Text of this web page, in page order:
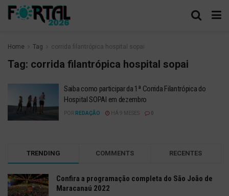
Home Tag corrida filantrópica hospital sopai
Tag: corrida filantrópica hospital sopai
Saiba como participar da 1ª Corrida Filantrópica do
Hospital SOPAI em dezembro
POR REDAÇÃO HÁ 9 MESES
TRENDING COMMENTS RECENTES
Confira a programação completa do São João de
Maracanaú 2022